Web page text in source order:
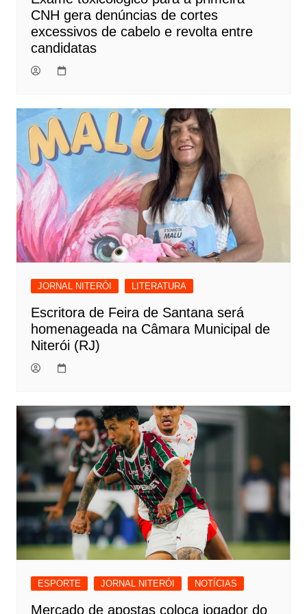
CNH gera denúncias de cortes
excessivos de cabelo e revolta entre
candidatas
JORNAL NITERÓI LITERATURA
Escritora de Feira de Santana será
homenageada na Câmara Municipal de
Niterói (RJ)
ESPORTE JORNAL NITERÓI NOTÍCIAS
Mercado de apostas coloca jogador do